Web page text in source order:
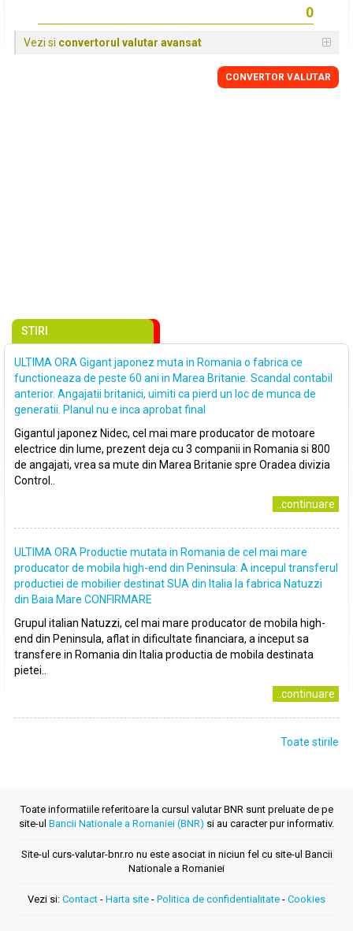
Vezi si convertorul valutar avansat
CONVERTOR VALUTAR
STIRI
ULTIMA ORA Gigant japonez muta in Romania o fabrica ce
functioneaza de peste 60 ani in Marea Britanie. Scandal contabil
anterior. Angajatii britanici, uimiti ca pierd un loc de munca de
generatii. Planul nu e inca aprobat final
Gigantul japonez Nidec, cel mai mare producator de motoare
electrice din lume, prezent deja cu 3 companii in Romania si 800
de angajati, vrea sa mute din Marea Britanie spre Oradea divizia
Control..
..continuare
ULTIMA ORA Productie mutata in Romania de cel mai mare
producator de mobila high-end din Peninsula: A incepul transferul
productiei de mobilier destinat SUA din Italia la fabrica Natuzzi
din Baia Mare CONFIRMARE
Grupul italian Natuzzi, cel mai mare producator de mobila high-
end din Peninsula, aflat in dificultate financiara, a inceput sa
transfere in Romania din Italia productia de mobila destinata
pietei..
..continuare
Toate stirile
Toate informatiile referitoare la cursul valutar BNR sunt preluate de pe
site-ul Bancii Nationale a Romaniei (BNR) si au caracter pur informativ.
Site-ul curs-valutar-bnr.ro nu este asociat in niciun fel cu site-ul Bancii
Nationale a Romaniei
Vezi si: Contact - Harta site - Politica de confidentialitate - Cookies